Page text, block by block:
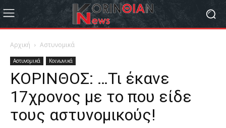
Αρχική Αστυνομικά
Αστυνομικά Κοινωνικά
ΚΟΡΙΝΘΟΣ: …Τι έκανε
17χρονος με το που είδε
τους αστυνομικούς!